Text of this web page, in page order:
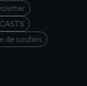
de soutien